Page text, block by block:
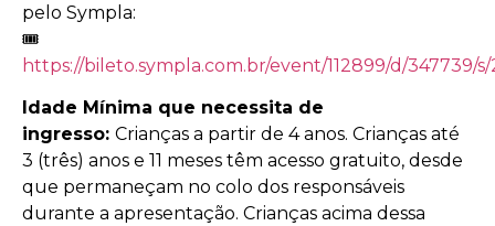
pelo Sympla:
🎟️
https://bileto.sympla.com.br/event/112899/d/347739/s/
Idade Mínima que necessita de
ingresso: Crianças a partir de 4 anos. Crianças até
3 (três) anos e 11 meses têm acesso gratuito, desde
que permaneçam no colo dos responsáveis
durante a apresentação. Crianças acima dessa